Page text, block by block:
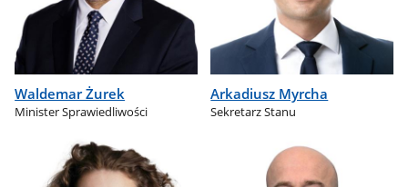
Waldemar Żurek
Minister Sprawiedliwości
Arkadiusz Myrcha
Sekretarz Stanu